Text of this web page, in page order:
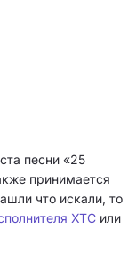
песни «25
принимается
что искали, то
XTC или